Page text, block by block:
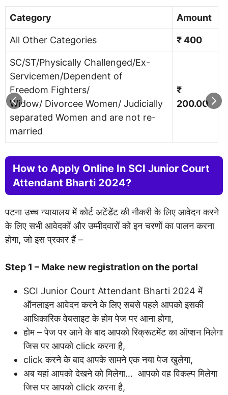
Category Amount
All Other Categories ₹ 400
SC/ST/Physically Challenged/Ex-
Servicemen/Dependent of
Freedom Fighters/
Widow/ Divorcee Women/ Judicially
separated Women and are not re-
married
₹
200.00
How to Apply Online In SCI Junior Court
Attendant Bharti 2024?
पटना उच्च न्यायालय में कोर्ट अटेंडेंट की नौकरी के लिए आवेदन करने
के लिए सभी आवेदकों और उम्मीदवारों को इन चरणों का पालन करना
होगा, जो इस प्रकार हैं –
Step 1 – Make new registration on the portal
SCI Junior Court Attendant Bharti 2024 में
ऑनलाइन आवेदन करने के लिए सबसे पहले आपको इसकी
आधिकारिक वेबसाइट के होम पेज पर आना होगा,
होम – पेज पर आने के बाद आपको रिक्रूटमेंट का ऑप्शन मिलेगा
जिस पर आपको click करना है,
click करने के बाद आपके सामने एक नया पेज खुलेगा,
अब यहां आपको देखने को मिलेगा… आपको वह विकल्प मिलेगा
जिस पर आपको click करना है,